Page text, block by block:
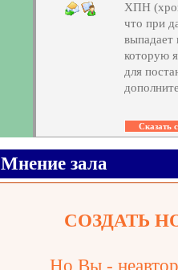
ХПН
что при
выпадает
которую
для
Мнение зала
СОЗДАТЬ
Но Вы -